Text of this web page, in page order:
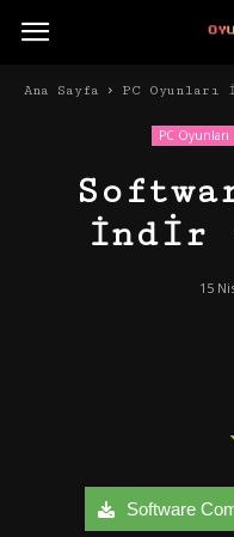
Ana Sayfa PC Oyunları
PC
İndir
15
Software